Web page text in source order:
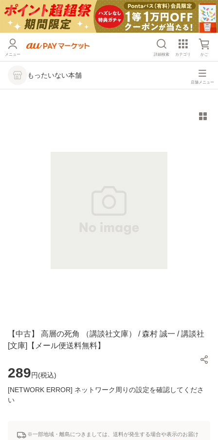
メニュー 詳細検索 カテゴリ かご
もったいない本舗
店舗メニュー
【中古】 高層の死角 （講談社文庫） / 森村 誠一 / 講談社
[文庫]【メール便送料無料】
289円(税込)
[NETWORK ERROR] ネットワーク周りの設定を確認してくださ
い
※一部地域・離島につきましては、送料が発生する場合や表示のお届け